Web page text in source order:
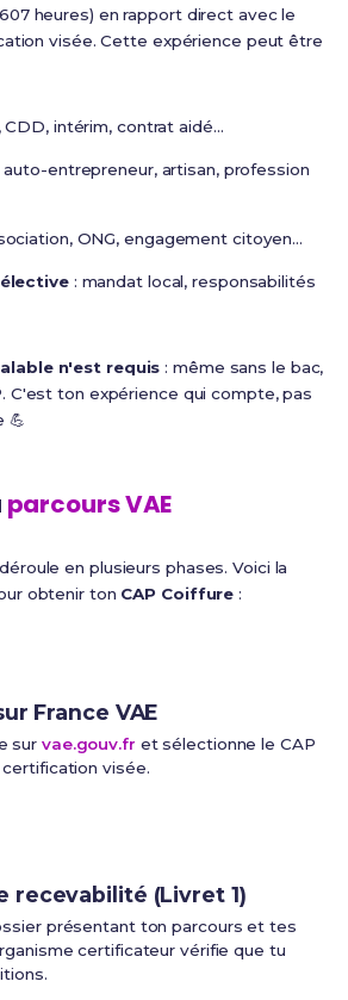
heures) en rapport direct avec le
visée. Cette expérience peut être
CDD, intérim, contrat aidé...
entrepreneur, artisan, profession
ONG, engagement citoyen...
: mandat local, responsabilités
n'est requis : même sans le bac,
C'est ton expérience qui compte, pas
💪
parcours VAE
en plusieurs phases. Voici la
obtenir ton CAP Coiffure :
France VAE
sur vae.gouv.fr et sélectionne le CAP
visée.
recevabilité (Livret 1)
présentant ton parcours et tes
certificateur vérifie que tu